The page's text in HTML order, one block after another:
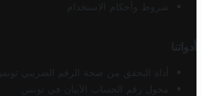
شروط وأحكام الاستخدام
أدواتنا
أداة التحقق من صحة الرقم الضريبي تونس
محول رقم الحساب الآيبان في تونس